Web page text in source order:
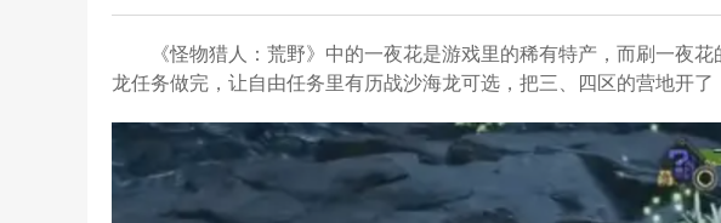
《怪物猎人：荒野》中的一夜花是游戏里的稀有特产，而刷一夜
龙任务做完，让自由任务里有历战沙海龙可选，把三、四区的营地开了